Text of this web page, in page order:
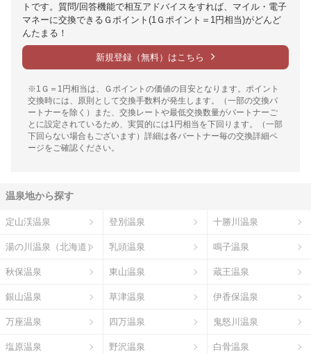
トです。質問/回答機能で相互アドバイスをすれば、マイル・電子
マネーに交換できるＧポイント(1Ｇポイント＝1円相当)がどんど
んたまる！
新規登録（無料）はこちら
※1Ｇ＝1円相当は、Ｇポイントの価値の目安となります。ポイント
交換時には、原則として交換手数料が発生します。（一部の交換パ
ートナーを除く）また、交換レートや最低交換数量がパートナーご
とに設定されているため、実質的には1円相当を下回ります。（一部
下回らない場合もございます）詳細は各パートナー毎の交換詳細ペ
ージをご確認ください。
温泉地から探す
定山渓温泉 登別温泉 十勝川温泉
湯の川温泉（北海道） 乳頭温泉 鳴子温泉
秋保温泉 東山温泉 蔵王温泉
銀山温泉 草津温泉 伊香保温泉
万座温泉 四万温泉 鬼怒川温泉
塩原温泉 野沢温泉 白骨温泉